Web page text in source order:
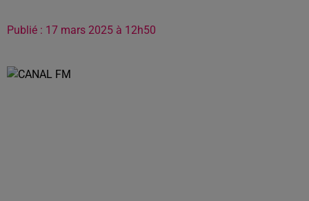
Publié : 17 mars 2025 à 12h50